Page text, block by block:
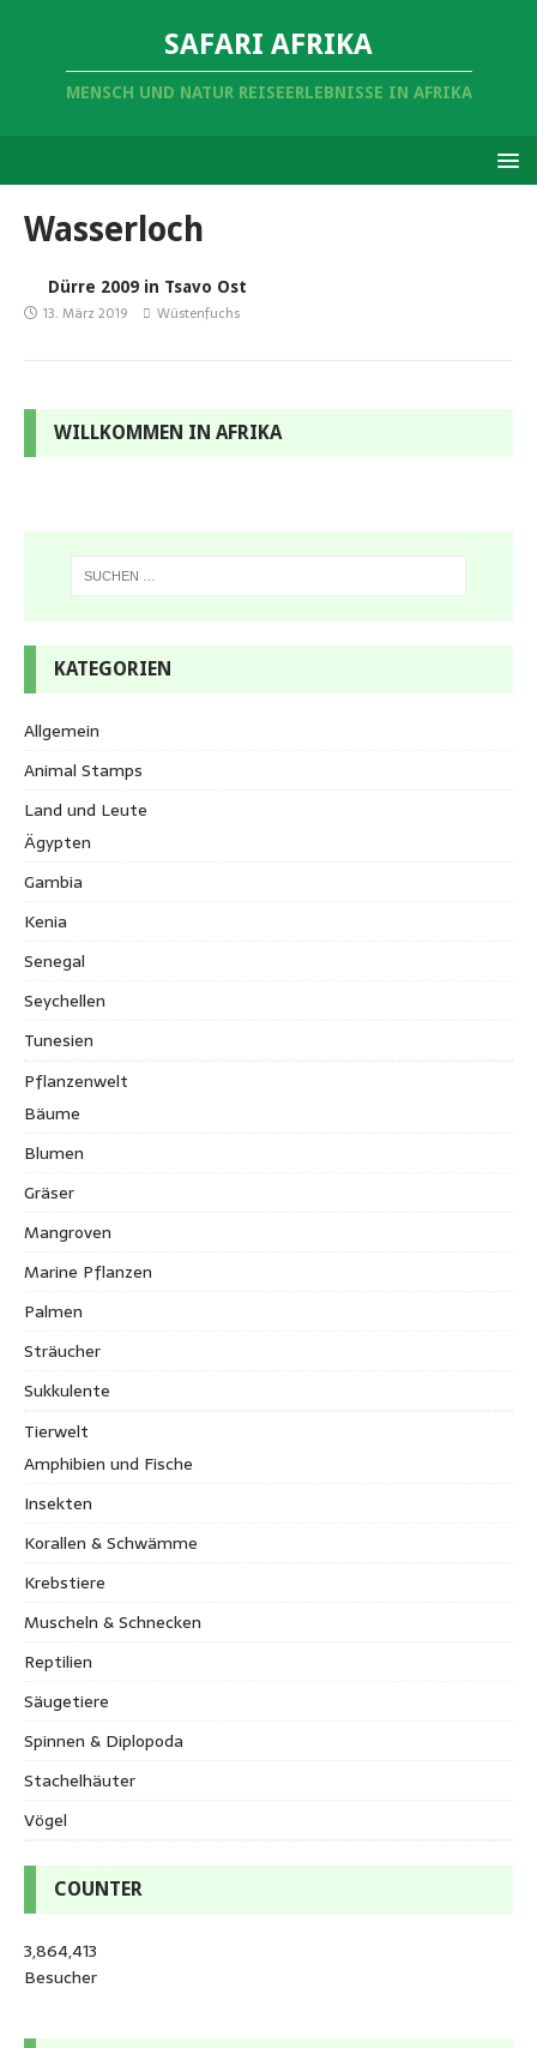
SAFARI AFRIKA
MENSCH UND NATUR REISEERLEBNISSE IN AFRIKA
Wasserloch
Dürre 2009 in Tsavo Ost
13. März 2019 Wüstenfuchs
WILLKOMMEN IN AFRIKA
KATEGORIEN
Allgemein
Animal Stamps
Land und Leute
Ägypten
Gambia
Kenia
Senegal
Seychellen
Tunesien
Pflanzenwelt
Bäume
Blumen
Gräser
Mangroven
Marine Pflanzen
Palmen
Sträucher
Sukkulente
Tierwelt
Amphibien und Fische
Insekten
Korallen & Schwämme
Krebstiere
Muscheln & Schnecken
Reptilien
Säugetiere
Spinnen & Diplopoda
Stachelhäuter
Vögel
COUNTER
3,864,413
Besucher